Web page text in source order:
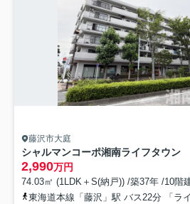
藤沢市大庭
シャルマンコーポ湘南ライフタウン
2,990万円
74.03㎡ (1LDK＋S(納戸)) /築37年 /10階
東海道本線「藤沢」駅 バス22分 「ラ